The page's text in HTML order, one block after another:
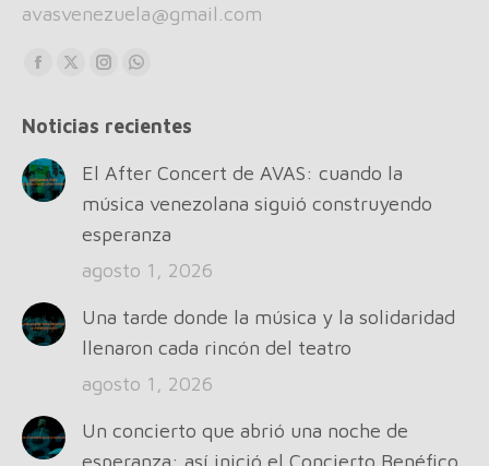
avasvenezuela@gmail.com
Find us on:
Facebook
opens
in
new
window
X
opens
new
window
Instagram
opens
new
window
Whatsapp
opens
new
window
Noticias recientes
El After Concert de AVAS: cuando la
música venezolana siguió construyendo
esperanza
agosto 1, 2026
Una tarde donde la música y la solidaridad
llenaron cada rincón del teatro
agosto 1, 2026
Un concierto que abrió una noche de
esperanza: así inició el Concierto Benéfico